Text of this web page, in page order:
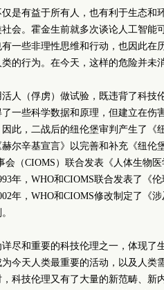
是有益于所有人，也有利于生态和
会。霍金生前就多次谈论人工智能
一些非理性思维和行动，也因此在
的行为。在今天，这样的危险并未消
人（俘虏）做试验，既违背了科技
一些科学数据和原理，但建立在伤
此，二战后的纽伦堡审判产生了《
尔辛基宣言》以完善和补充《纽伦
会（CIOMS）联合发表《人体生物
年，WHO和CIOMS联合发表了《
年，WHO和CIOMS修改制定了《
尽和重要的科技伦理之一，体现了
今天人类最重要的活动，以及人类
科技伦理又有了大量的新范畴、新